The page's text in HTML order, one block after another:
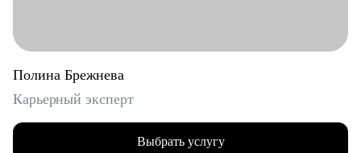
Полина Брежнева
Карьерный эксперт
Выбрать услугу